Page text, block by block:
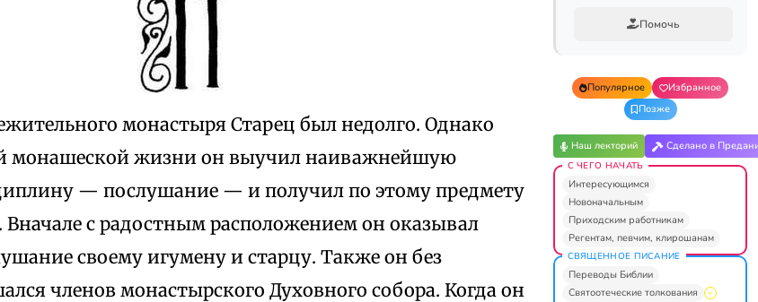
монастыря Старец был недолго. Однако
монашеской жизни он выучил наиважнейшую
— послушание — и получил по этому предмету
с радостным расположением он оказывал
своему игумену и старцу. Также он без
членов монастырского Духовного собора. Когда он
Помочь
Популярное
Избранное
Позже
Наш лекторий Сделано в
С ЧЕГО НАЧАТЬ
Интересующимся
Новоначальным
Приходским работникам
Регентам, певчим, клирошанам
СВЯЩЕННОЕ ПИСАНИЕ
Переводы Библии
Святоотеческие толкования